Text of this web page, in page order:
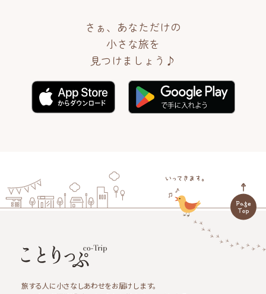
さぁ、あなただけの
小さな旅を
見つけましょう♪
旅する人に小さなしあわせをお届けします。